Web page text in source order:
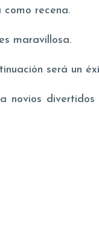
recena.
maravillosa.
será un
novios